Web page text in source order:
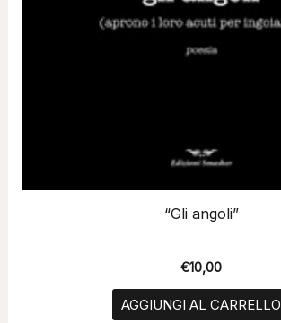
“Gli angoli”
€10,00
AGGIUNGI AL CARRELLO